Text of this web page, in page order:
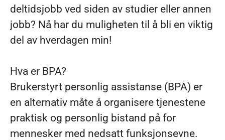
deltidsjobb ved siden av studier eller annen
jobb? Nå har du muligheten til å bli en viktig
del av hverdagen min!
Hva er BPA?
Brukerstyrt personlig assistanse (BPA) er
en alternativ måte å organisere tjenestene
praktisk og personlig bistand på for
mennesker med nedsatt funksjonsevne.